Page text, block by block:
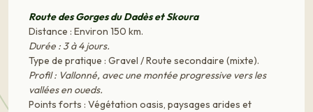
Route des Gorges du Dadès et Skoura
Distance : Environ 150 km.
Durée : 3 à 4 jours.
Type de pratique : Gravel / Route secondaire (mixte).
Profil : Vallonné, avec une montée progressive vers les
vallées en oueds.
Points forts : Végétation oasis, paysages arides et